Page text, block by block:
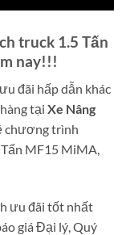
truck 1.5 Tấn
nay!!!
đãi hấp dẫn khác
tại Xe Nâng
chương trình
Tấn MF15 MiMA,
ưu đãi tốt nhất
giá Đại lý, Quý